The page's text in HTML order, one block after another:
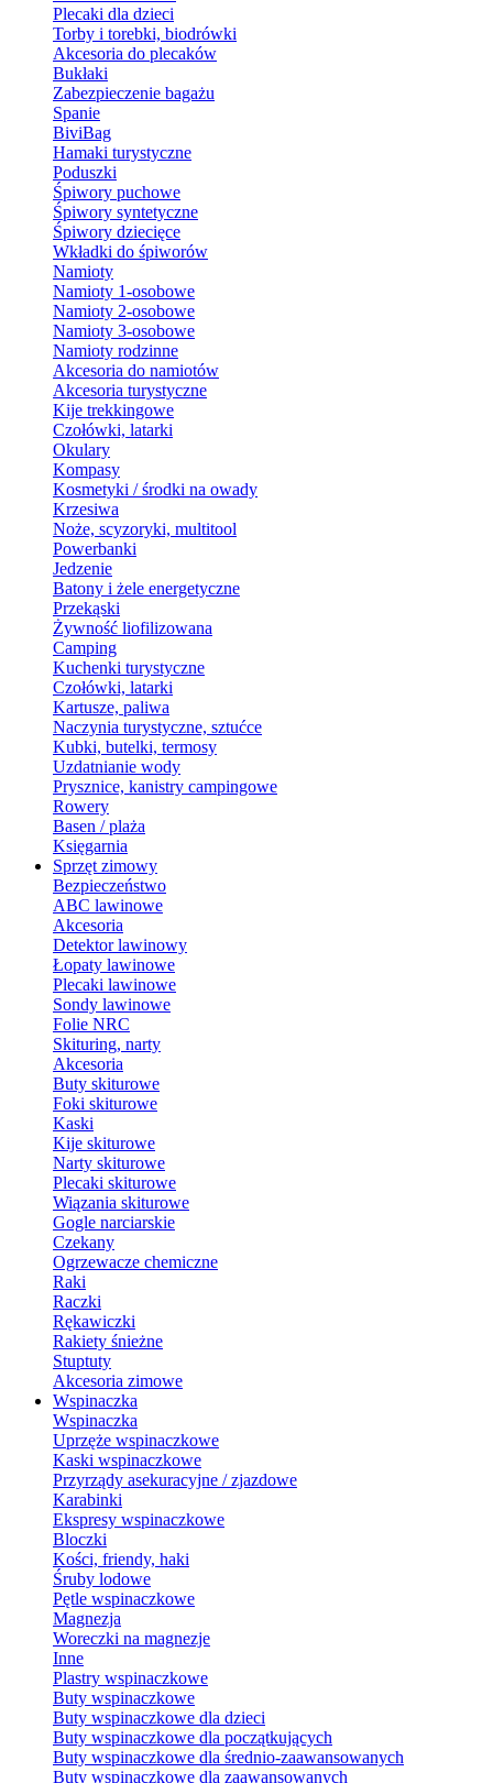
Plecaki dla dzieci
Torby i torebki, biodrówki
Akcesoria do plecaków
Bukłaki
Zabezpieczenie bagażu
Spanie
BiviBag
Hamaki turystyczne
Poduszki
Śpiwory puchowe
Śpiwory syntetyczne
Śpiwory dziecięce
Wkładki do śpiworów
Namioty
Namioty 1-osobowe
Namioty 2-osobowe
Namioty 3-osobowe
Namioty rodzinne
Akcesoria do namiotów
Akcesoria turystyczne
Kije trekkingowe
Czołówki, latarki
Okulary
Kompasy
Kosmetyki / środki na owady
Krzesiwa
Noże, scyzoryki, multitool
Powerbanki
Jedzenie
Batony i żele energetyczne
Przekąski
Żywność liofilizowana
Camping
Kuchenki turystyczne
Czołówki, latarki
Kartusze, paliwa
Naczynia turystyczne, sztućce
Kubki, butelki, termosy
Uzdatnianie wody
Prysznice, kanistry campingowe
Rowery
Basen / plaża
Księgarnia
Sprzęt zimowy
Bezpieczeństwo
ABC lawinowe
Akcesoria
Detektor lawinowy
Łopaty lawinowe
Plecaki lawinowe
Sondy lawinowe
Folie NRC
Skituring, narty
Akcesoria
Buty skiturowe
Foki skiturowe
Kaski
Kije skiturowe
Narty skiturowe
Plecaki skiturowe
Wiązania skiturowe
Gogle narciarskie
Czekany
Ogrzewacze chemiczne
Raki
Raczki
Rękawiczki
Rakiety śnieżne
Stuptuty
Akcesoria zimowe
Wspinaczka
Wspinaczka
Uprzęże wspinaczkowe
Kaski wspinaczkowe
Przyrządy asekuracyjne / zjazdowe
Karabinki
Ekspresy wspinaczkowe
Bloczki
Kości, friendy, haki
Śruby lodowe
Pętle wspinaczkowe
Magnezja
Woreczki na magnezje
Inne
Plastry wspinaczkowe
Buty wspinaczkowe
Buty wspinaczkowe dla dzieci
Buty wspinaczkowe dla początkujących
Buty wspinaczkowe dla średnio-zaawansowanych
Buty wspinaczkowe dla zaawansowanych